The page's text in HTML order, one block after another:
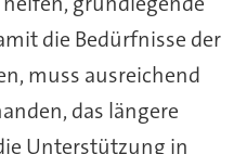
die Bedürfnisse der
muss ausreichend
das längere
Unterstützung in